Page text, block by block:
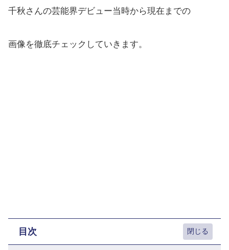
千秋さんの芸能界デビュー当時から現在までの
画像を徹底チェックしていきます。
目次